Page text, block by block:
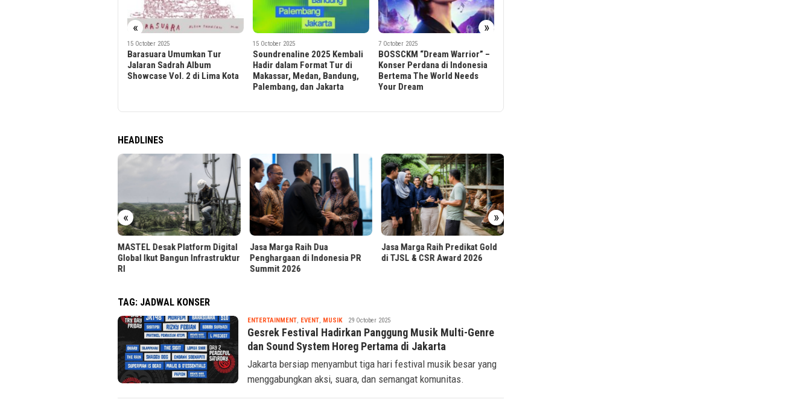
« »
15 October 2025
Soundrenaline 2025 Kembali
Hadir dalam Format Tur di
Makassar, Medan, Bandung,
7 October 2025
BOSSCKM “Dream Warrior” –
Konser Perdana di Indonesia
Bertema The World Needs
Your Dream
15 August 2025
Centimillimental Tambah
Jadwal Tur Dunia di Santiago
dan Mexico City 2026
HEADLINES
« »
Jasa Marga Raih Dua
Penghargaan di Indonesia PR
Summit 2026
Jasa Marga Raih Predikat Gold
di TJSL & CSR Award 2026
Didukung Sultan HB X, Jasa
Marga Percepat Akses
TAG: JADWAL KONSER
ENTERTAINMENT, EVENT, MUSIKTsaqif
Ridwan
29 October 2025
Gesrek Festival Hadirkan Panggung Musik Multi-Genre
dan Sound System Horeg Pertama di Jakarta
Jakarta bersiap menyambut tiga hari festival musik besar yang
menggabungkan aksi, suara, dan semangat komunitas.